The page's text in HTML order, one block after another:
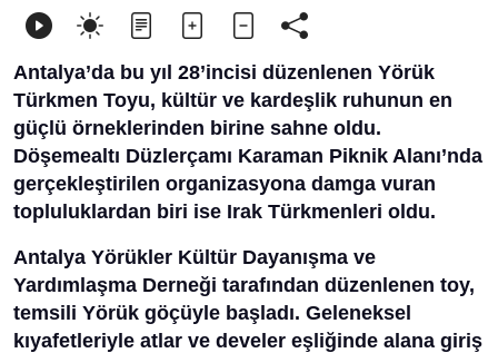
Antalya’da bu yıl 28’incisi düzenlenen Yörük
Türkmen Toyu, kültür ve kardeşlik ruhunun en
güçlü örneklerinden birine sahne oldu.
Döşemealtı Düzlerçamı Karaman Piknik Alanı’nda
gerçekleştirilen organizasyona damga vuran
topluluklardan biri ise Irak Türkmenleri oldu.
Antalya Yörükler Kültür Dayanışma ve
Yardımlaşma Derneği tarafından düzenlenen toy,
temsili Yörük göçüyle başladı. Geleneksel
kıyafetleriyle atlar ve develer eşliğinde alana giriş